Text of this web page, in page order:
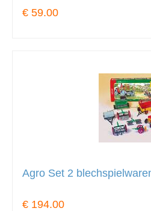
€ 59.00
Agro Set 2
€ 194.00